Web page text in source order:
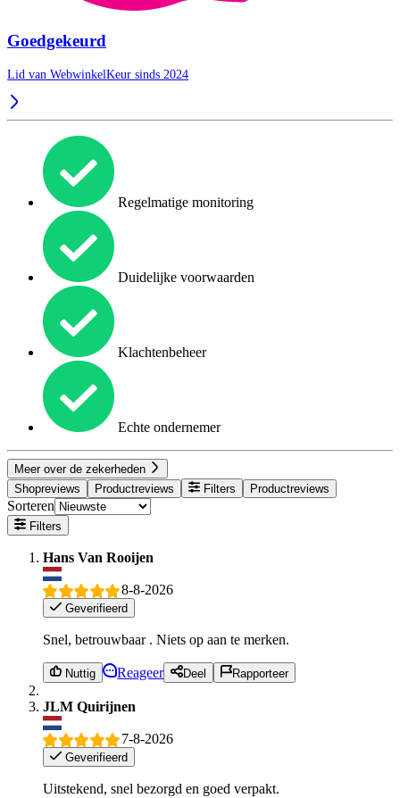
Goedgekeurd
Lid van WebwinkelKeur sinds 2024
Regelmatige monitoring
Duidelijke voorwaarden
Klachtenbeheer
Echte ondernemer
Meer over de zekerheden
Shopreviews
Productreviews Filters Productreviews
Sorteren
Filters
Hans Van Rooijen
8-8-2026
Geverifieerd
Snel, betrouwbaar . Niets op aan te merken.
Nuttig Reageer Deel Rapporteer
JLM Quirijnen
7-8-2026
Geverifieerd
Uitstekend, snel bezorgd en goed verpakt.